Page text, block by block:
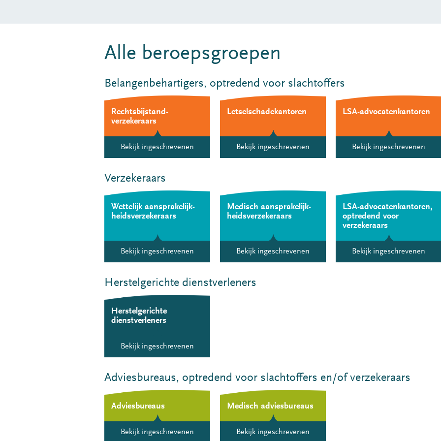
Alle beroepsgroepen
Belangenbehartigers, optredend voor slachtoffers
Rechts­bijstand­
verzekeraars
Bekijk ingeschrevenen
Letselschadekantoren
Bekijk ingeschrevenen
LSA-advocatenkantoren
Bekijk ingeschrevenen
Verzekeraars
Wettelijk aansprakelijk­
heids­verzekeraars
Bekijk ingeschrevenen
Medisch aansprakelijk­
heids­verzekeraars
Bekijk ingeschrevenen
LSA-advocatenkantoren,
optredend voor
verzekeraars
Bekijk ingeschrevenen
Herstelgerichte dienstverleners
Herstelgerichte
dienstverleners
Bekijk ingeschrevenen
Adviesbureaus, optredend voor slachtoffers en/of verzekeraars
Adviesbureaus
Bekijk ingeschrevenen
Medisch adviesbureaus
Bekijk ingeschrevenen